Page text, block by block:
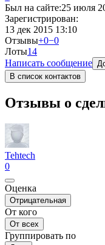
Был на сайте:25 июля
Зарегистрирован:
13 дек 2015 13:10
Отзывы+0−0
Лоты14
Написать сообщение
В список контактов
Отзывы о
Tehtech
0
Оценка
Отрицательная
От кого
От всех
Группировать по